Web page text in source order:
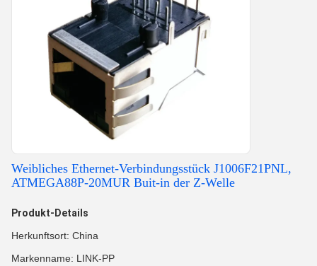
Weibliches Ethernet-Verbindungsstück J1006F21PNL,
ATMEGA88P-20MUR Buit-in der Z-Welle
Produkt-Details
Herkunftsort: China
Markenname: LINK-PP